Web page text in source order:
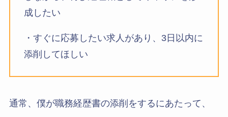
成したい
・すぐに応募したい求人があり、3日以内に
添削してほしい
通常、僕が職務経歴書の添削をするにあたって、